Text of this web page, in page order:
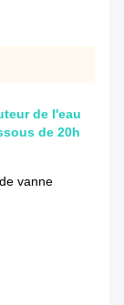
de l'eau
de 20h
vanne